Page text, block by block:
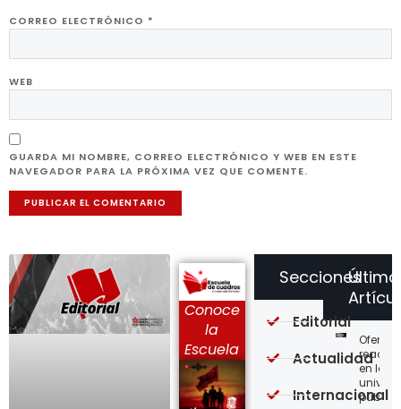
CORREO ELECTRÓNICO *
WEB
GUARDA MI NOMBRE, CORREO ELECTRÓNICO Y WEB EN ESTE
NAVEGADOR PARA LA PRÓXIMA VEZ QUE COMENTE.
Conoce
la
Escuela
en las
Secciones
Editorial
Actualidad
Internacional